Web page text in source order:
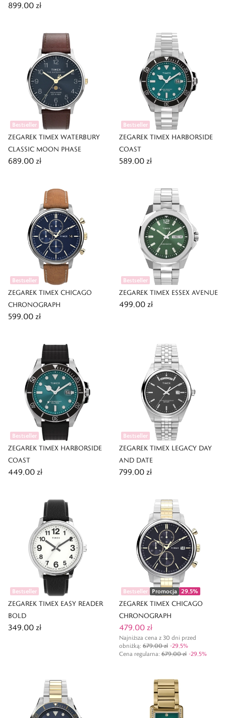
899,00 zł
Bestseller
ZEGAREK TIMEX WATERBURY
CLASSIC MOON PHASE
689,00 zł
Bestseller
ZEGAREK TIMEX HARBORSIDE
COAST
589,00 zł
Bestseller
ZEGAREK TIMEX CHICAGO
CHRONOGRAPH
599,00 zł
Bestseller
ZEGAREK TIMEX ESSEX AVENUE
499,00 zł
Bestseller
ZEGAREK TIMEX HARBORSIDE
COAST
449,00 zł
Bestseller
ZEGAREK TIMEX LEGACY DAY
AND DATE
799,00 zł
Bestseller
ZEGAREK TIMEX EASY READER
BOLD
349,00 zł
Bestseller Promocja 29,5%
ZEGAREK TIMEX CHICAGO
CHRONOGRAPH
479,00 zł
Najniższa cena z 30 dni przed
obniżką: 679,00 zł -29,5%
Cena regularna: 679,00 zł -29,5%